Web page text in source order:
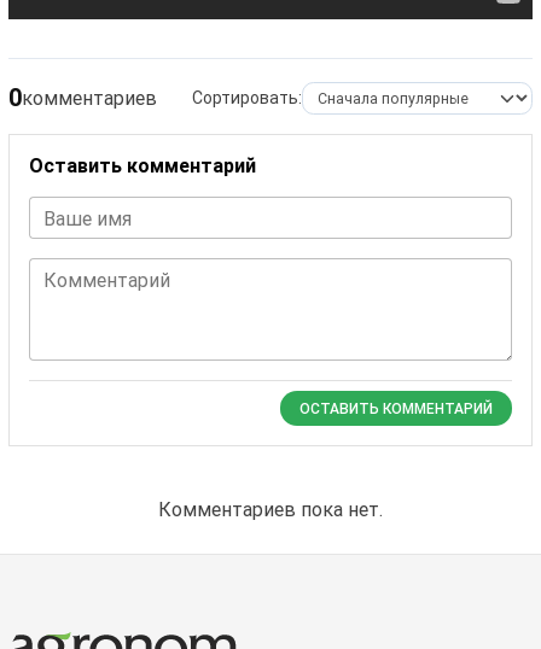
0комментариев Сортировать:
Оставить комментарий
Ваше имя
Комментарий
ОСТАВИТЬ КОММЕНТАРИЙ
Комментариев пока нет.